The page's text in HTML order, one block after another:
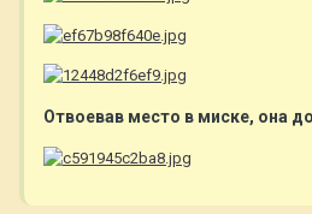
Отвоевав место в миске, она